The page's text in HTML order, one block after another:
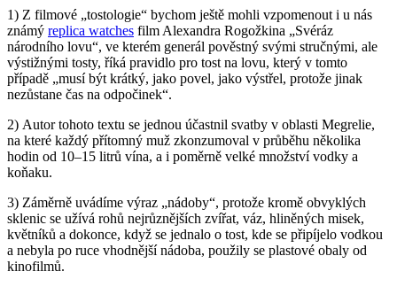
1) Z filmové „tostologie“ bychom ještě mohli vzpomenout i u nás
známý replica watches film Alexandra Rogožkina „Svéráz
národního lovu“, ve kterém generál pověstný svými stručnými, ale
výstižnými tosty, říká pravidlo pro tost na lovu, který v tomto
případě „musí být krátký, jako povel, jako výstřel, protože jinak
nezůstane čas na odpočinek“.
2) Autor tohoto textu se jednou účastnil svatby v oblasti Megrelie,
na které každý přítomný muž zkonzumoval v průběhu několika
hodin od 10–15 litrů vína, a i poměrně velké množství vodky a
koňaku.
3) Záměrně uvádíme výraz „nádoby“, protože kromě obvyklých
sklenic se užívá rohů nejrůznějších zvířat, váz, hliněných misek,
květníků a dokonce, když se jednalo o tost, kde se připíjelo vodkou
a nebyla po ruce vhodnější nádoba, použily se plastové obaly od
kinofilmů.